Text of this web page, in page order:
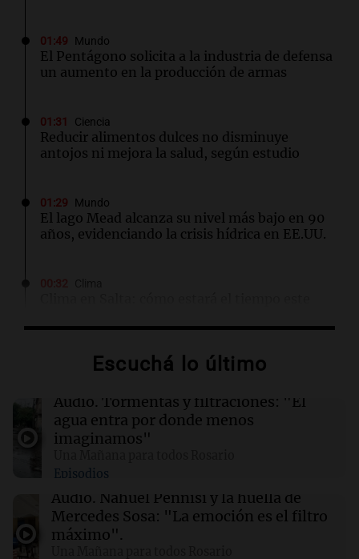
01:49 Mundo
El Pentágono solicita a la industria de defensa
un aumento en la producción de armas
01:31 Ciencia
Reducir alimentos dulces no disminuye
antojos ni mejora la salud, según estudio
01:29 Mundo
El lago Mead alcanza su nivel más bajo en 90
años, evidenciando la crisis hídrica en EE.UU.
Clima
este domingo 9 de agosto
00:21 Clima
este domingo 9 de agosto
Clima
Clima en Santa Fe: cómo estará el tiempo este
Escuchá lo último
Audio. Tormentas y filtraciones: "El
agua entra por donde menos
imaginamos"
Episodios
Audio. Nahuel Pennisi y la huella de
Mercedes Sosa: "La emoción es el filtro
máximo".